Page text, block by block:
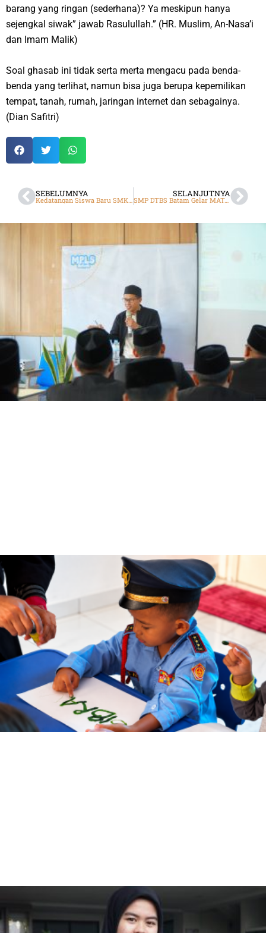
barang yang ringan (sederhana)? Ya meskipun hanya
sejengkal siwak” jawab Rasulullah.” (HR. Muslim, An-Nasa’i
dan Imam Malik)
Soal ghasab ini tidak serta merta mengacu pada benda-
benda yang terlihat, namun bisa juga berupa kepemilikan
tempat, tanah, rumah, jaringan internet dan sebagainya.
(Dian Safitri)
SEBELUMNYA SELANJUTNYA
SMP DTBS Batam Gelar MATABA Tahun Ajaran 2024/2025